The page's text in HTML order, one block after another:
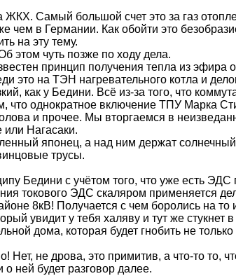
ЖКХ. Самый большой счет это за газ
чем в Германии. Как обойти это
на эту тему.
этом чуть позже по ходу дела.
принцип получения тепла из
это на ТЭН нагревательного котла и
как у Бедини. Всё из-за того, что
что однократное включение ТПУ Марка
и прочее. Мы вторгаемся в
Нагасаки.
японец, а над ним держат
трусы.
Бедини с учётом того, что уже есть
токового ЭДС скаляром применяется
8кВ! Получается с чем боролись на то
увидит у тебя халяву и тут же
дома, которая будет гнобить не
Нет, не дрова, это примитив, а что-то то,
ней будет разговор далее.